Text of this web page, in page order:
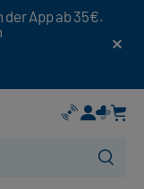
der App ab 35€.